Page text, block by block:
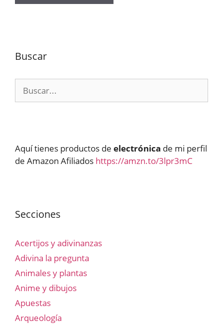
Buscar
Aquí tienes productos de electrónica de mi perfil
de Amazon Afiliados https://amzn.to/3lpr3mC
Secciones
Acertijos y adivinanzas
Adivina la pregunta
Animales y plantas
Anime y dibujos
Apuestas
Arqueología